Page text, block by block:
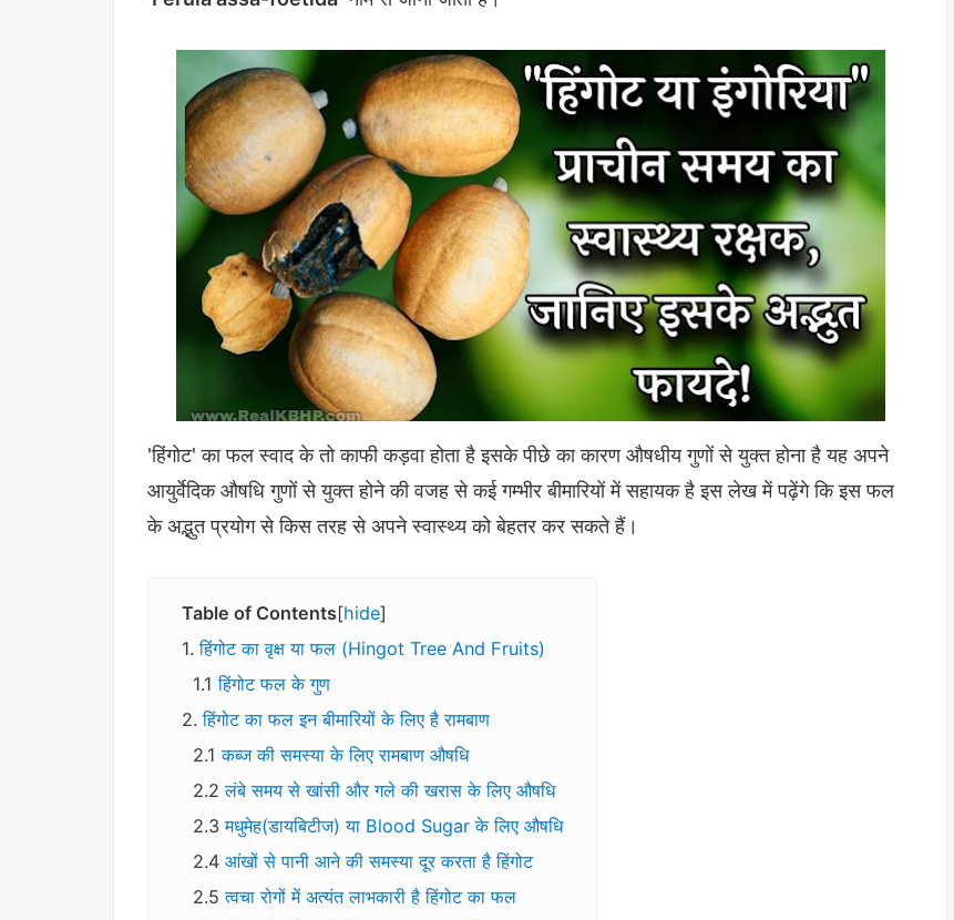
'हिंगोट' का फल स्वाद के तो काफी कड़वा होता है इसके पीछे का कारण औषधीय गुणों से युक्त होना है यह अपने
आयुर्वेदिक औषधि गुणों से युक्त होने की वजह से कई गम्भीर बीमारियों में सहायक है इस लेख में पढ़ेंगे कि इस फल
के अद्भुत प्रयोग से किस तरह से अपने स्वास्थ्य को बेहतर कर सकते हैं।
Table of Contents hide
हिंगोट का वृक्ष या फल (Hingot Tree And Fruits)
हिंगोट फल के गुण
हिंगोट का फल इन बीमारियों के लिए है रामबाण
कब्ज की समस्या के लिए रामबाण औषधि
लंबे समय से खांसी और गले की खरास के लिए औषधि
मधुमेह(डायबिटीज) या Blood Sugar के लिए औषधि
आंखों से पानी आने की समस्या दूर करता है हिंगोट
त्वचा रोगों में अत्यंत लाभकारी है हिंगोट का फल